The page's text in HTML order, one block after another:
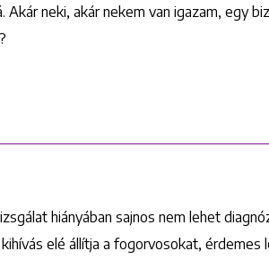
Akár neki, akár nekem van igazam, egy
hiányában sajnos nem lehet
elé állítja a fogorvosokat, érdemes